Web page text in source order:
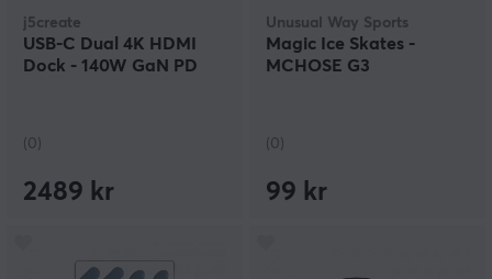
j5create
USB-C Dual 4K HDMI
Dock - 140W GaN PD
(0)
2489 kr
Unusual Way Sports
Magic Ice Skates -
MCHOSE G3
(0)
99 kr